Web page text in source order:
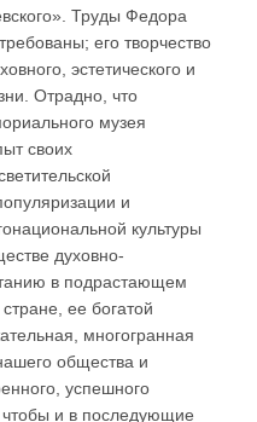
Труды Федора
его творчество
эстетического и
Отрадно, что
музея
своих
и
культуры
духовно-
в подрастающем
ее богатой
многогранная
общества и
успешного
чтобы и в последующие